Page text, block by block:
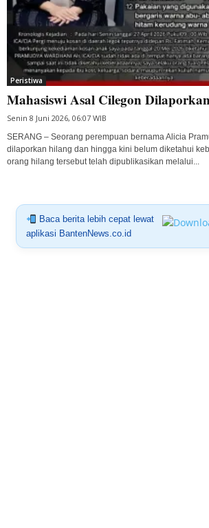
Peristiwa
Mahasiswi Asal Cilegon
Senin 8 Juni 2026, 06:07 WIB
SERANG – Seorang perempuan bernama Alicia
dilaporkan hilang dan hingga kini belum diketahui
orang hilang tersebut telah dipublikasikan melalui...
Baca berita lebih cepat lewat
aplikasi BantenNews.co.id